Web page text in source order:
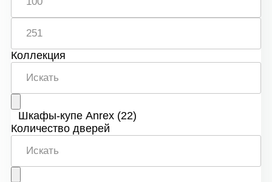
Коллекция
Шкафы-купе Anrex (22)
Количество дверей